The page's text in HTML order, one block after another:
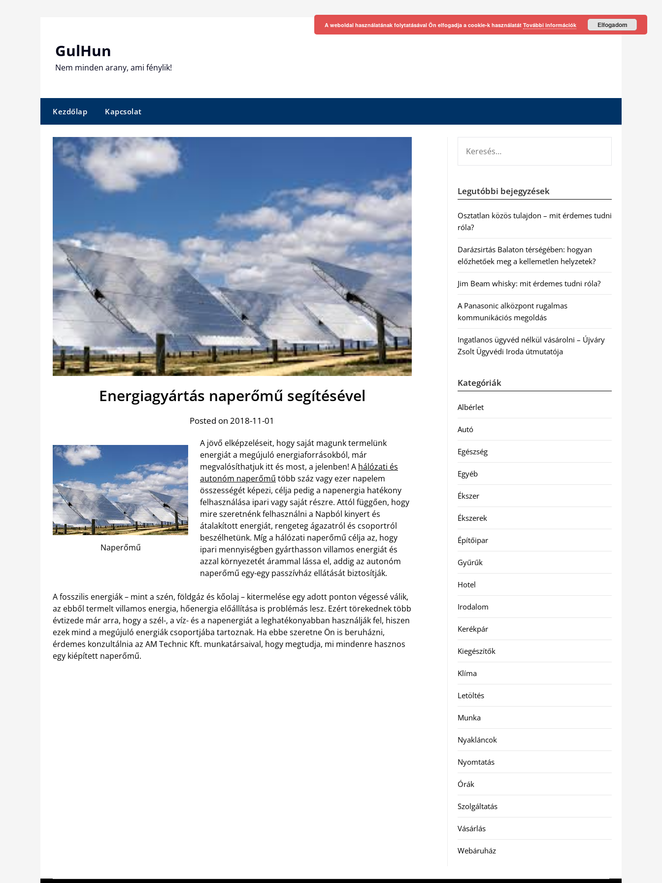
GulHun
Nem minden arany, ami fénylik!
Kezdőlap Kapcsolat
Energiagyártás naperőmű segítésével
Posted on 2018-11-01
Naperőmű
A jövő elképzeléseit, hogy saját magunk termelünk
energiát a megújuló energiaforrásokból, már
megvalósíthatjuk itt és most, a jelenben! A hálózati és
autonóm naperőmű több száz vagy ezer napelem
összességét képezi, célja pedig a napenergia hatékony
felhasználása ipari vagy saját részre. Attól függően, hogy
mire szeretnénk felhasználni a Napból kinyert és
átalakított energiát, rengeteg ágazatról és csoportról
beszélhetünk. Míg a hálózati naperőmű célja az, hogy
ipari mennyiségben gyárthasson villamos energiát és
azzal környezetét árammal lássa el, addig az autonóm
naperőmű egy-egy passzívház ellátását biztosítják.
A fosszilis energiák – mint a szén, földgáz és kőolaj – kitermelése egy adott ponton végessé válik,
az ebből termelt villamos energia, hőenergia előállítása is problémás lesz. Ezért törekednek több
évtizede már arra, hogy a szél-, a víz- és a napenergiát a leghatékonyabban használják fel, hiszen
ezek mind a megújuló energiák csoportjába tartoznak. Ha ebbe szeretne Ön is beruházni,
érdemes konzultálnia az AM Technic Kft. munkatársaival, hogy megtudja, mi mindenre hasznos
egy kiépített naperőmű.
Legutóbbi bejegyzések
Osztatlan közös tulajdon – mit érdemes tudni
róla?
Darázsirtás Balaton térségében: hogyan
előzhetőek meg a kellemetlen helyzetek?
Jim Beam whisky: mit érdemes tudni róla?
A Panasonic alközpont rugalmas
kommunikációs megoldás
Ingatlanos ügyvéd nélkül vásárolni – Újváry
Zsolt Ügyvédi Iroda útmutatója
Kategóriák
Albérlet
Autó
Egészség
Egyéb
Ékszer
Ékszerek
Építőipar
Gyűrűk
Hotel
Irodalom
Kerékpár
Kiegészítők
Klíma
Letöltés
Munka
Nyakláncok
Nyomtatás
Órák
Szolgáltatás
Vásárlás
Webáruház
A weboldal használatának folytatásával Ön elfogadja a cookie-k használatát További információk Elfogadom